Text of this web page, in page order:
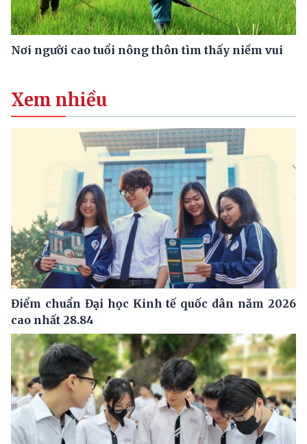
Nơi người cao tuổi nông thôn tìm thấy niềm vui
Xem nhiều
Điểm chuẩn Đại học Kinh tế quốc dân năm 2026
cao nhất 28.84